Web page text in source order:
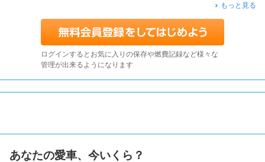
もっと見る
ログインするとお気に入りの保存や燃費記録など様々な
管理が出来るようになります
あなたの愛車、今いくら？